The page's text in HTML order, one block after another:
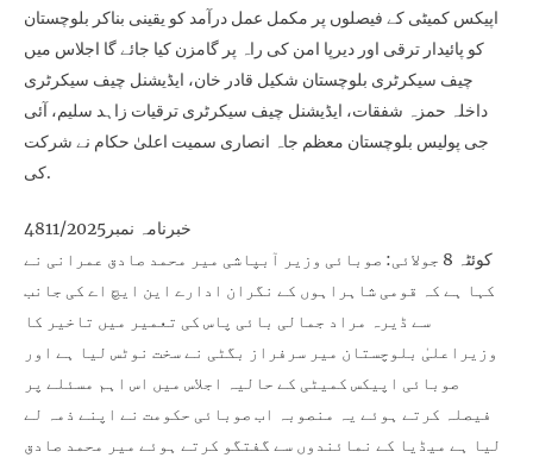
اپیکس کمیٹی کے فیصلوں پر مکمل عمل درآمد کو یقینی بناکر بلوچستان
کو پائیدار ترقی اور دیرپا امن کی راہ پر گامزن کیا جائے گا اجلاس میں
چیف سیکرٹری بلوچستان شکیل قادر خان، ایڈیشنل چیف سیکرٹری
داخلہ حمزہ شفقات، ایڈیشنل چیف سیکرٹری ترقیات زاہد سلیم، آئی
جی پولیس بلوچستان معظم جاہ انصاری سمیت اعلیٰ حکام نے شرکت
کی.
خبرنامہ نمبر4811/2025
کوئٹہ 8 جولائی: صوبائی وزیر آبپاشی میر محمد صادق عمرانی نے
کہا ہے کہ قومی شاہراہوں کے نگران ادارے این ایچ اے کی جانب
سے ڈیرہ مراد جمالی بائی پاس کی تعمیر میں تاخیر کا
وزیراعلیٰ بلوچستان میر سرفراز بگٹی نے سخت نوٹس لیا ہے اور
صوبائی اپیکس کمیٹی کے حالیہ اجلاس میں اس اہم مسئلے پر
فیصلہ کرتے ہوئے یہ منصوبہ اب صوبائی حکومت نے اپنے ذمہ لے
لیا ہے میڈیا کے نمائندوں سے گفتگو کرتے ہوئے میر محمد صادق